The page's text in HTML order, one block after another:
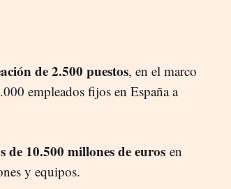
de 2.500 puestos, en el marco
empleados fijos en España a
de 10.500 millones de euros en
y equipos.